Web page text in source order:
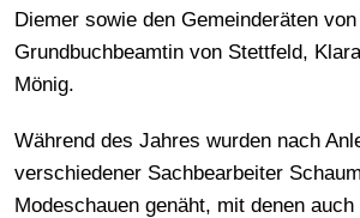
Diemer sowie den Gemeinderäten
Grundbuchbeamtin von Stettfeld,
Mönig.
Während des Jahres wurden nach
verschiedener Sachbearbeiter
Modeschauen genäht, mit denen